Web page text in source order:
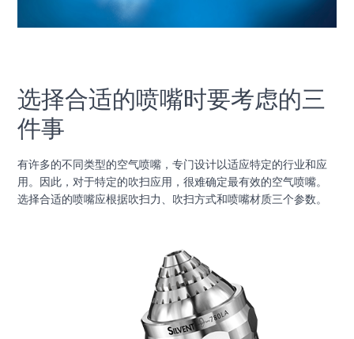
选择合适的喷嘴时要考虑的三
件事
有许多的不同类型的空气喷嘴，专门设计以适应特定的行业和应
用。因此，对于特定的吹扫应用，很难确定最有效的空气喷嘴。
选择合适的喷嘴应根据吹扫力、吹扫方式和喷嘴材质三个参数。